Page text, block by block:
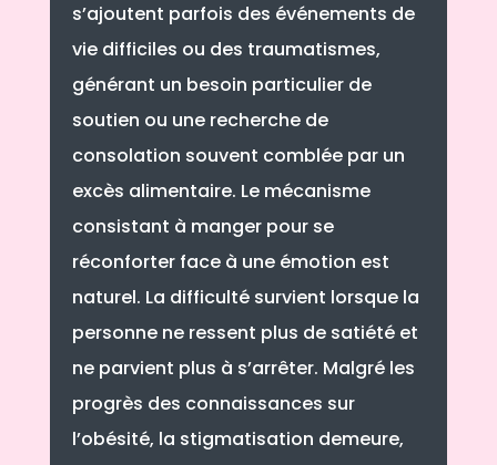
s’ajoutent parfois des événements de
vie difficiles ou des traumatismes,
générant un besoin particulier de
soutien ou une recherche de
consolation souvent comblée par un
excès alimentaire. Le mécanisme
consistant à manger pour se
réconforter face à une émotion est
naturel. La difficulté survient lorsque la
personne ne ressent plus de satiété et
ne parvient plus à s’arrêter. Malgré les
progrès des connaissances sur
l’obésité, la stigmatisation demeure,